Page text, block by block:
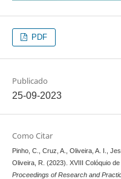
PDF
Publicado
25-09-2023
Como Citar
Pinho, C., Cruz, A., Oliveira, A. I.,
Oliveira, R. (2023). XVIII Colóquio
Proceedings of Research and